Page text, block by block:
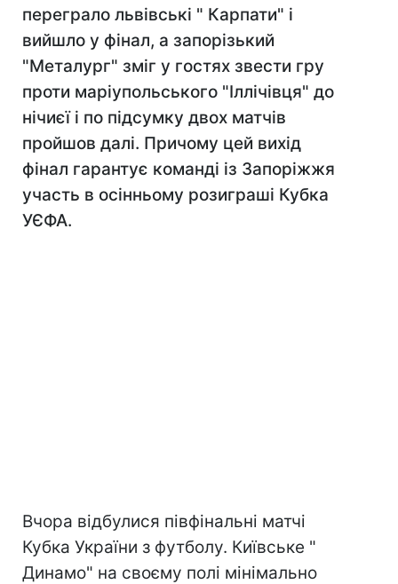
переграло львівські " Карпати" і
вийшло у фінал, а запорізький
"Металург" зміг у гостях звести гру
проти маріупольського "Іллічівця" до
нічиєї і по підсумку двох матчів
пройшов далі. Причому цей вихід
фінал гарантує команді із Запоріжжя
участь в осінньому розиграші Кубка
УЄФА.
Вчора відбулися півфінальні матчі
Кубка України з футболу. Київське "
Динамо" на своєму полі мінімально